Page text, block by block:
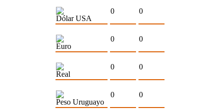
Dólar USA
0 0
Euro
0 0
Real
0 0
Peso Uruguayo
0 0